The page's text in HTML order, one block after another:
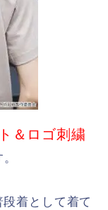
＆ロゴ刺繍
着として着て